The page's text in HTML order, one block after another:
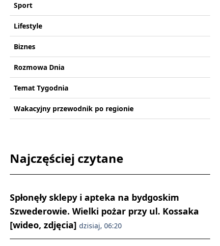
Sport
Lifestyle
Biznes
Rozmowa Dnia
Temat Tygodnia
Wakacyjny przewodnik po regionie
Najczęściej czytane
Spłonęły sklepy i apteka na bydgoskim
Szwederowie. Wielki pożar przy ul. Kossaka
[wideo, zdjęcia] dzisiaj, 06:20